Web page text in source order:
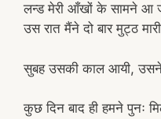
लन्ड मेरी आँखों के सामने आ
उस रात मैंने दो बार मुट्ठ
सुबह उसकी काल आयी, उसने
कुछ दिन बाद ही हमने पुनः